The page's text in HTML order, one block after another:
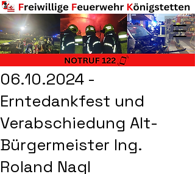
06.10.2024 -
Erntedankfest und
Verabschiedung Alt-
Bürgermeister Ing.
Roland Nagl